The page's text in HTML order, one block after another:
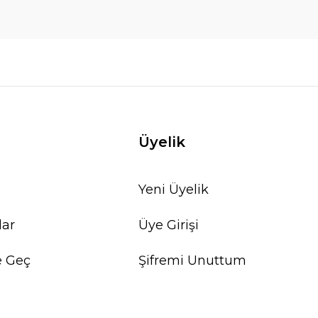
Geç
Üyelik
Yeni Üyelik
Üye Girişi
Şifremi Unuttum